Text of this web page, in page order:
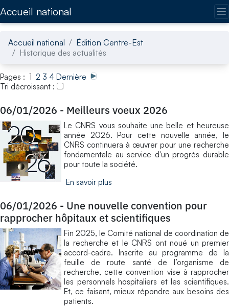
Accueil national
Accueil national
Édition Centre-Est
Historique des actualités
Pages : 1 2 3 4 Dernière
Tri décroissant :
06/01/2026 - Meilleurs voeux 2026
Le CNRS vous souhaite une belle et heureuse
année 2026. Pour cette nouvelle année, le
CNRS continuera à œuvrer pour une recherche
fondamentale au service d'un progrès durable
pour toute la société.
En savoir plus
06/01/2026 - Une nouvelle convention pour
rapprocher hôpitaux et scientifiques
Fin 2025, le Comité national de coordination de
la recherche et le CNRS ont noué un premier
accord-cadre. Inscrite au programme de la
feuille de route santé de l’organisme de
recherche, cette convention vise à rapprocher
les personnels hospitaliers et les scientifiques.
Et, ce faisant, mieux répondre aux besoins des
patients.